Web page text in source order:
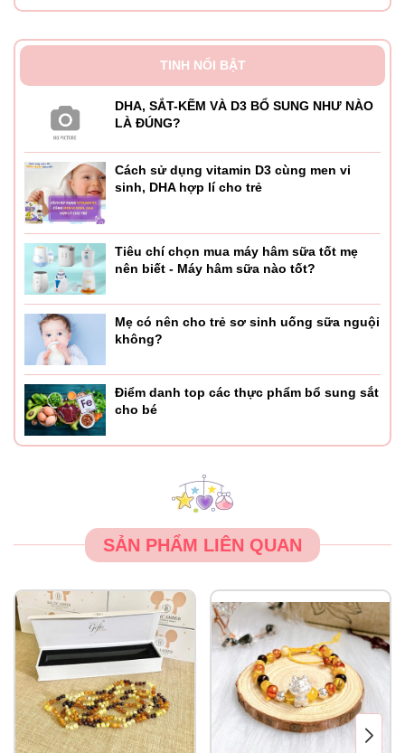
TINH NỔI BẬT
DHA, SẮT-KẼM VÀ D3 BỔ SUNG NHƯ NÀO
LÀ ĐÚNG?
Cách sử dụng vitamin D3 cùng men vi
sinh, DHA hợp lí cho trẻ
Tiêu chí chọn mua máy hâm sữa tốt mẹ
nên biết - Máy hâm sữa nào tốt?
Mẹ có nên cho trẻ sơ sinh uống sữa nguội
không?
Điểm danh top các thực phẩm bổ sung sắt
cho bé
SẢN PHẨM LIÊN QUAN